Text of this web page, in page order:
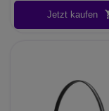
Materialien.
Jetzt kaufen